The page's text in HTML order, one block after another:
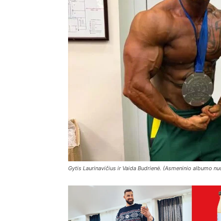
Gytis Laurinavičius ir Vaida Budrienė. (Asmeninio albumo